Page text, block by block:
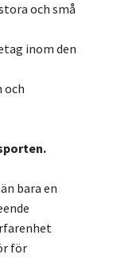
och små
inom den
och
bara en
för